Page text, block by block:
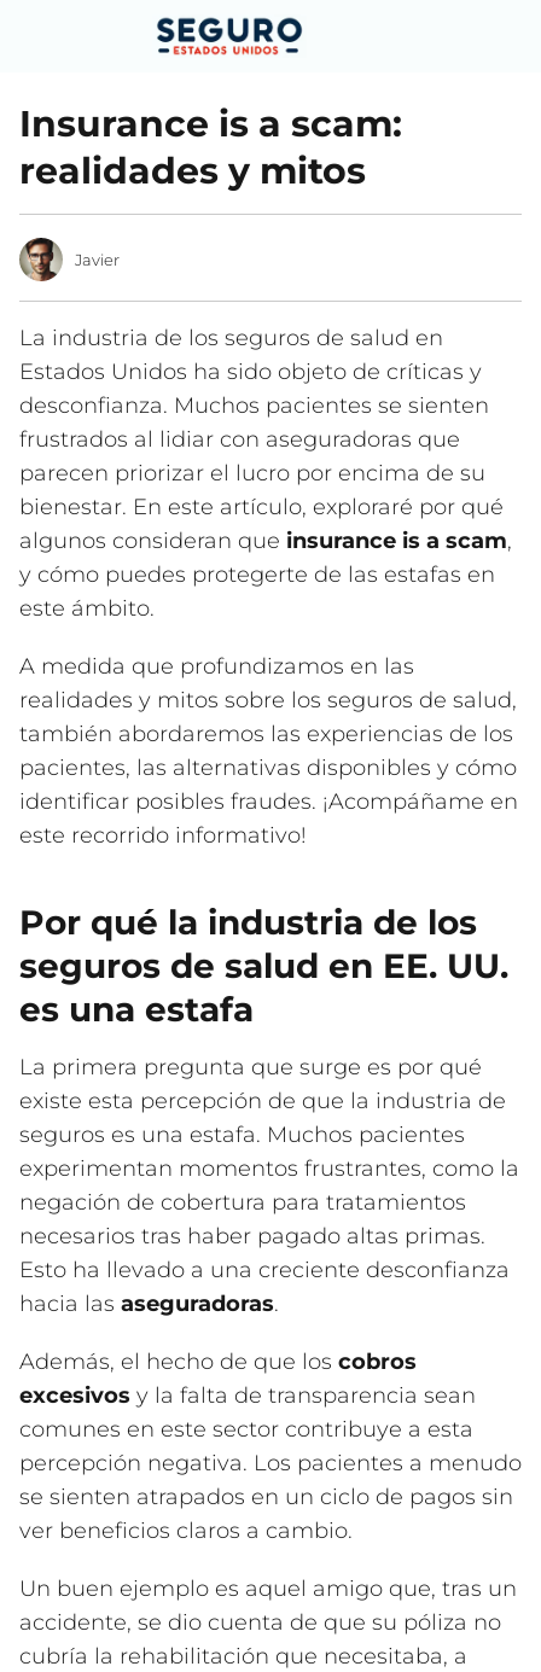
Insurance is a scam:
realidades y mitos
Javier
La industria de los seguros de salud en
Estados Unidos ha sido objeto de críticas y
desconfianza. Muchos pacientes se sienten
frustrados al lidiar con aseguradoras que
parecen priorizar el lucro por encima de su
bienestar. En este artículo, exploraré por qué
algunos consideran que insurance is a scam,
y cómo puedes protegerte de las estafas en
este ámbito.
A medida que profundizamos en las
realidades y mitos sobre los seguros de salud,
también abordaremos las experiencias de los
pacientes, las alternativas disponibles y cómo
identificar posibles fraudes. ¡Acompáñame en
este recorrido informativo!
Por qué la industria de los
seguros de salud en EE. UU.
es una estafa
La primera pregunta que surge es por qué
existe esta percepción de que la industria de
seguros es una estafa. Muchos pacientes
experimentan momentos frustrantes, como la
negación de cobertura para tratamientos
necesarios tras haber pagado altas primas.
Esto ha llevado a una creciente desconfianza
hacia las aseguradoras.
Además, el hecho de que los cobros
excesivos y la falta de transparencia sean
comunes en este sector contribuye a esta
percepción negativa. Los pacientes a menudo
se sienten atrapados en un ciclo de pagos sin
ver beneficios claros a cambio.
Un buen ejemplo es aquel amigo que, tras un
accidente, se dio cuenta de que su póliza no
cubría la rehabilitación que necesitaba, a